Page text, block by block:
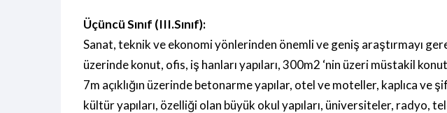
Üçüncü Sınıf (III.Sınıf):
Sanat, teknik ve ekonomi yönlerinden önemli ve geniş araştırmayı
üzerinde konut, ofis, iş hanları yapıları, 300m2 ‘nin üzeri müstakil
7m açıklığın üzerinde betonarme yapılar, otel ve moteller, kaplıca
kültür yapıları, özelliği olan büyük okul yapıları, üniversiteler, radyo,